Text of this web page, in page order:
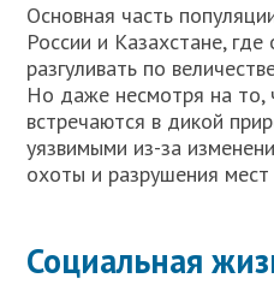
Основная часть
России и Казахстане,
разгуливать по
Но даже несмотря на то,
встречаются в дикой
уязвимыми из-за
охоты и разрушения
Социальная